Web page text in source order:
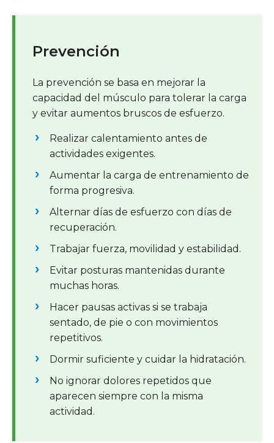
Prevención
La prevención se basa en mejorar la
capacidad del músculo para tolerar la carga
y evitar aumentos bruscos de esfuerzo.
Realizar calentamiento antes de
actividades exigentes.
Aumentar la carga de entrenamiento de
forma progresiva.
Alternar días de esfuerzo con días de
recuperación.
Trabajar fuerza, movilidad y estabilidad.
Evitar posturas mantenidas durante
muchas horas.
Hacer pausas activas si se trabaja
sentado, de pie o con movimientos
repetitivos.
Dormir suficiente y cuidar la hidratación.
No ignorar dolores repetidos que
aparecen siempre con la misma
actividad.